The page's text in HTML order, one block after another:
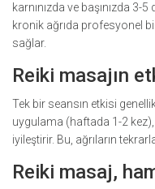
karnınızda ve başınızda 3-
kronik ağrıda profesyonel
sağlar.
Reiki masajın
Tek bir seansın etkisi
uygulama (haftada 1-2
iyileştirir. Bu, ağrıların
Reiki masaj,